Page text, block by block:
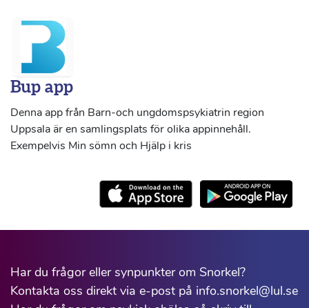
Bup app
Denna app från Barn-och ungdomspsykiatrin region
Uppsala är en samlingsplats för olika appinnehåll.
Exempelvis Min sömn och Hjälp i kris
Har du frågor eller synpunkter om Snorkel?
Kontakta oss direkt via e-post på info.snorkel@lul.se